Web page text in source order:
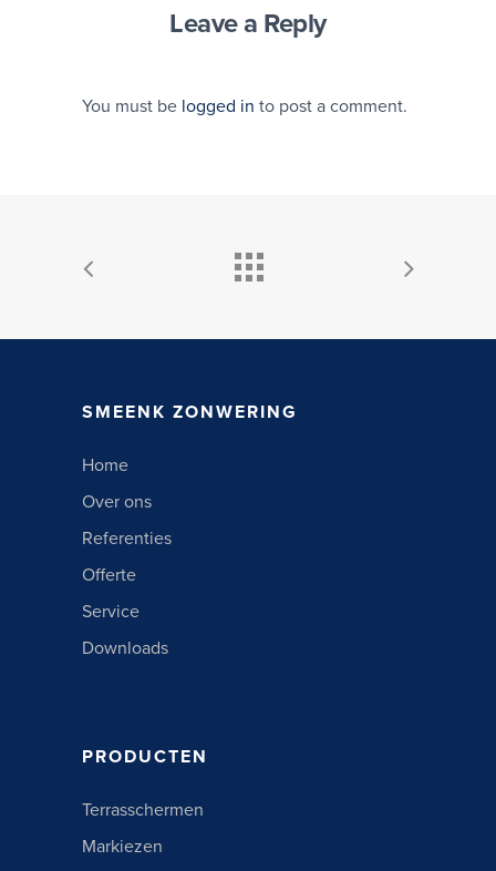
Leave a Reply
You must be logged in to post a comment.
SMEENK ZONWERING
Home
Over ons
Referenties
Offerte
Service
Downloads
PRODUCTEN
Terrasschermen
Markiezen